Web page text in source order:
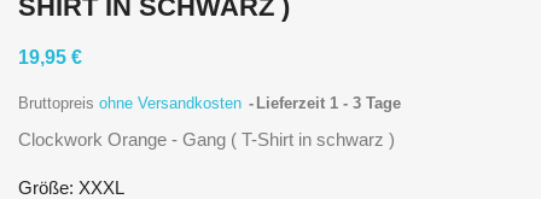
SHIRT IN SCHWARZ )
19,95 €
Bruttopreis ohne Versandkosten Lieferzeit 1 - 3 Tage
Clockwork Orange - Gang ( T-Shirt in schwarz )
Größe: XXXL